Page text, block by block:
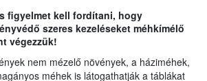
figyelmet kell fordítani, hogy
szeres kezeléseket méhkímélő
végezzük!
nem mézelő növények, a háziméhek,
méhek is látogathatják a táblákat